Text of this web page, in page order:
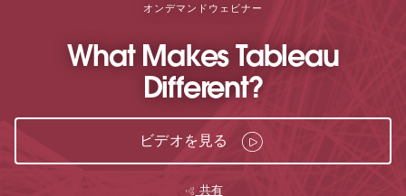
オンデマンドウェビナー
What Makes Tableau
Different?
ビデオを見る
共有